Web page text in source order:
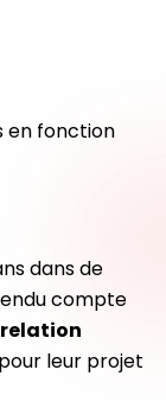
en fonction
dans de
compte
relation
pour leur projet